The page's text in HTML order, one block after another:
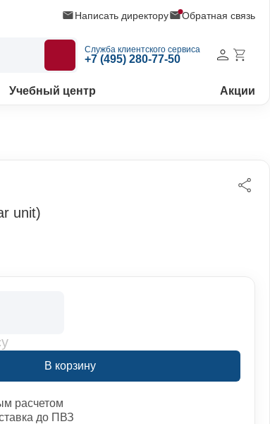
Написать директору Обратная связь
Служба клиентского сервиса
+7 (495) 280-77-50
Учебный центр Акции
unit)
В корзину
расчетом
до ПВЗ